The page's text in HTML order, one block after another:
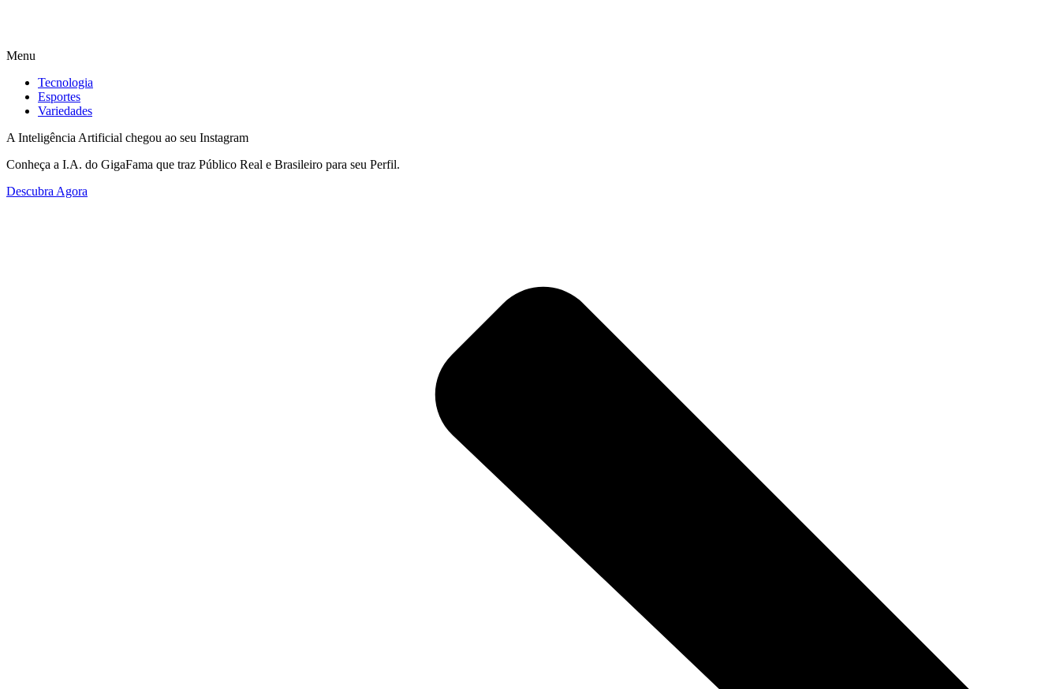
Menu
Tecnologia
Esportes
Variedades
A Inteligência Artificial chegou ao seu Instagram
Conheça a I.A. do GigaFama que traz Público Real e Brasileiro para seu Perfil.
Descubra Agora